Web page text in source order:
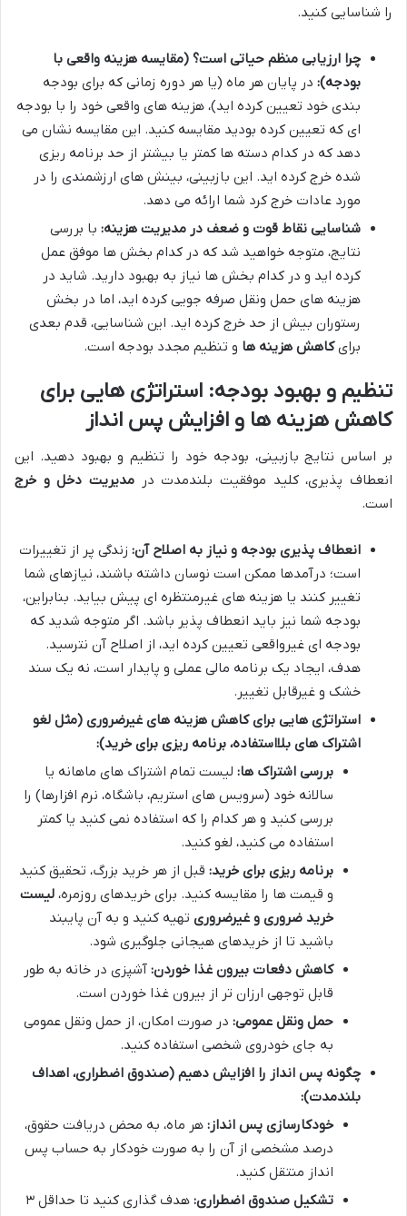
را شناسایی کنید.
چرا ارزیابی منظم حیاتی است؟ (مقایسه هزینه واقعی با
بودجه): در پایان هر ماه (یا هر دوره زمانی که برای بودجه
بندی خود تعیین کرده اید)، هزینه های واقعی خود را با بودجه
ای که تعیین کرده بودید مقایسه کنید. این مقایسه نشان می
دهد که در کدام دسته ها کمتر یا بیشتر از حد برنامه ریزی
شده خرج کرده اید. این بازبینی، بینش های ارزشمندی را در
مورد عادات خرج کرد شما ارائه می دهد.
شناسایی نقاط قوت و ضعف در مدیریت هزینه: با بررسی
نتایج، متوجه خواهید شد که در کدام بخش ها موفق عمل
کرده اید و در کدام بخش ها نیاز به بهبود دارید. شاید در
هزینه های حمل ونقل صرفه جویی کرده اید، اما در بخش
رستوران بیش از حد خرج کرده اید. این شناسایی، قدم بعدی
برایکاهش هزینه ها و تنظیم مجدد بودجه است.
تنظیم و بهبود بودجه: استراتژی هایی برای
کاهش هزینه ها و افزایش پس انداز
بر اساس نتایج بازبینی، بودجه خود را تنظیم و بهبود دهید. این
انعطاف پذیری، کلید موفقیت بلندمدت در مدیریت دخل و خرج
است.
انعطاف پذیری بودجه و نیاز به اصلاح آن: زندگی پر از تغییرات
است؛ درآمدها ممکن است نوسان داشته باشند، نیازهای شما
تغییر کنند یا هزینه های غیرمنتظره ای پیش بیاید. بنابراین،
بودجه شما نیز باید انعطاف پذیر باشد. اگر متوجه شدید که
بودجه ای غیرواقعی تعیین کرده اید، از اصلاح آن نترسید.
هدف، ایجاد یک برنامه مالی عملی و پایدار است، نه یک سند
خشک و غیرقابل تغییر.
استراتژی هایی برای کاهش هزینه های غیرضروری (مثل لغو
اشتراک های بلااستفاده، برنامه ریزی برای خرید):
بررسی اشتراک ها: لیست تمام اشتراک های ماهانه یا
سالانه خود (سرویس های استریم، باشگاه، نرم افزارها) را
بررسی کنید و هر کدام را که استفاده نمی کنید یا کمتر
استفاده می کنید، لغو کنید.
برنامه ریزی برای خرید: قبل از هر خرید بزرگ، تحقیق کنید
و قیمت ها را مقایسه کنید. برای خریدهای روزمره، لیست
خرید ضروری و غیرضروری تهیه کنید و به آن پایبند
باشید تا از خریدهای هیجانی جلوگیری شود.
کاهش دفعات بیرون غذا خوردن: آشپزی در خانه به طور
قابل توجهی ارزان تر از بیرون غذا خوردن است.
حمل ونقل عمومی: در صورت امکان، از حمل ونقل عمومی
به جای خودروی شخصی استفاده کنید.
چگونه پس انداز را افزایش دهیم (صندوق اضطراری، اهداف
بلندمدت):
خودکارسازی پس انداز: هر ماه، به محض دریافت حقوق،
درصد مشخصی از آن را به صورت خودکار به حساب پس
انداز منتقل کنید.
تشکیل صندوق اضطراری:
هدف گذاری کنید تا حداقل ۳